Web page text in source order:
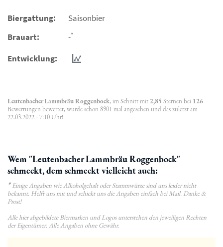
Biergattung:
Saisonbier
Brauart:
-*
Entwicklung:
Leutenbacher Lammbräu Roggenbock, im Schnitt mit 2,85 Sternen bei 126
Bewertungen bewertet, wurde schon 8901 mal angesehen und das zuletzt am
22.03.2022 - 7:10 Uhr!
Wem "Leutenbacher Lammbräu Roggenbock"
schmeckt, dem schmeckt vielleicht auch:
*Einige Angaben wie Alkoholgehalt oder Stammwürze sind uns leider nicht
bekannt. Helft uns mit und schickt uns die Angaben einfach bei Mail. Danke &
Prost!
Alle hier abgebildete Biermarken und Logos unterstehen den jeweiligen Rechten
der Eigentümer. Alle Angaben ohne Gewähr.